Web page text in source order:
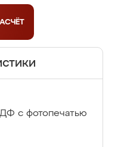
с фотопечатью